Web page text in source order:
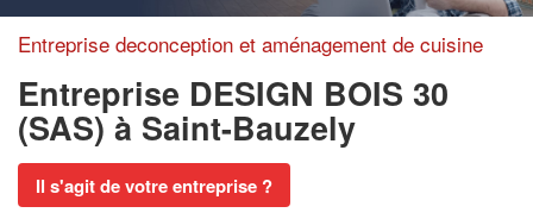
Entreprise deconception et aménagement de cuisine
Entreprise DESIGN BOIS 30
(SAS)à Saint-Bauzely
Il s'agit de votre entreprise ?